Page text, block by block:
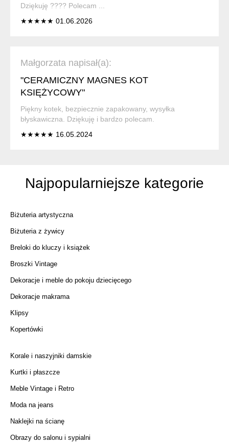
Dziękuję ???? Polecam ...
★★★★★ 01.06.2026
Małgorzata napisał(a):
"CERAMICZNY MAGNES KOT
KSIĘŻYCOWY"
Piękny kotek, bezpiecznie zapakowany, wysyłka
błyskawiczna. Dziękuję i bardzo polecam.
★★★★★ 16.05.2024
Najpopularniejsze kategorie
Biżuteria artystyczna
Biżuteria z żywicy
Breloki do kluczy i książek
Broszki Vintage
Dekoracje i meble do pokoju dziecięcego
Dekoracje makrama
Klipsy
Kopertówki
Korale i naszyjniki damskie
Kurtki i płaszcze
Meble Vintage i Retro
Moda na jeans
Naklejki na ścianę
Obrazy do salonu i sypialni